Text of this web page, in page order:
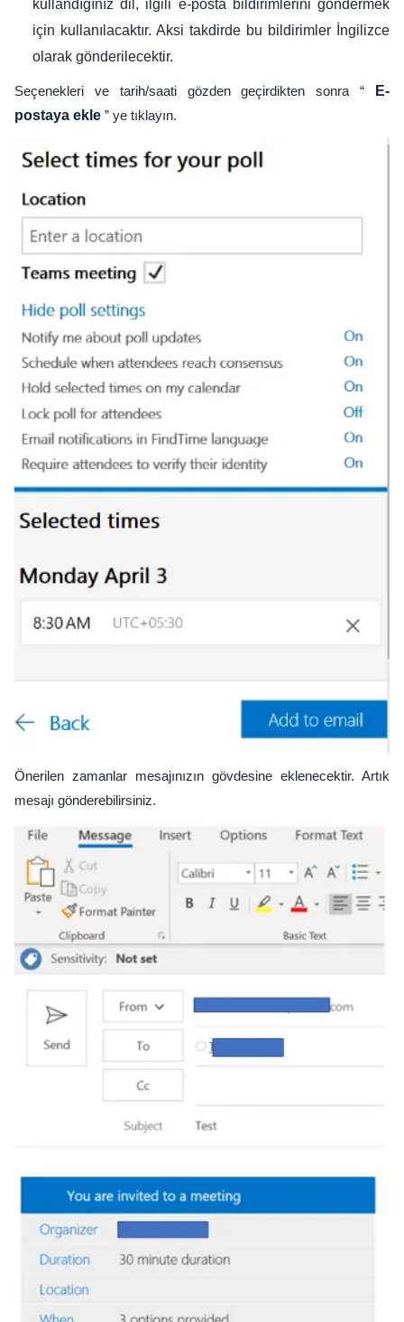
kullandığınız dil, ilgili e-posta bildirimlerini göndermek
için kullanılacaktır. Aksi takdirde bu bildirimler İngilizce
olarak gönderilecektir.
Seçenekleri ve tarih/saati gözden geçirdikten sonra “
E-
postaya ekle ” ye tıklayın.
Önerilen zamanlar mesajınızın gövdesine eklenecektir. Artık
mesajı gönderebilirsiniz.